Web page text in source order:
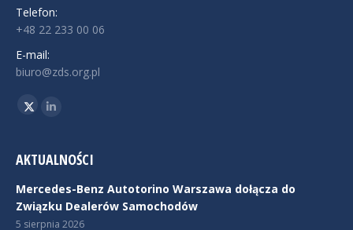
Telefon:
+48 22 233 00 06
E-mail:
biuro@zds.org.pl
Znajdź nas na:
TwitterLinkedin
AKTUALNOŚCI
Mercedes-Benz Autotorino Warszawa dołącza do
Związku Dealerów Samochodów
5 sierpnia 2026